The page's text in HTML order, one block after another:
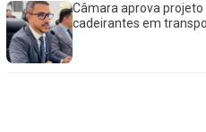
Câmara aprova
cadeirantes em